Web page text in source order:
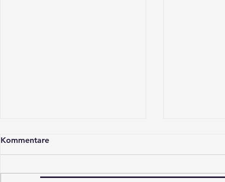
Kommentare